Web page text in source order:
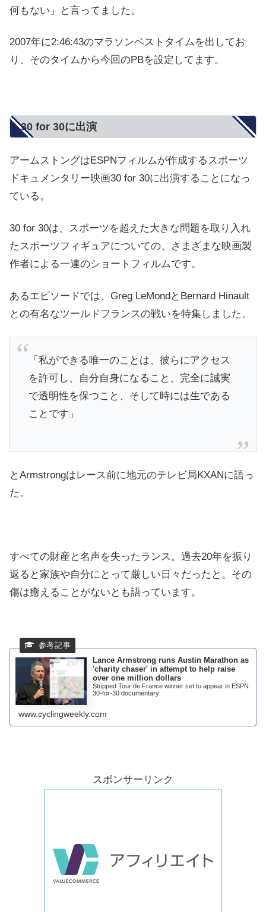
何もない」と言ってました。
2007年に2:46:43のマラソンベストタイムを出してお
り、そのタイムから今回のPBを設定してます。
30 for 30に出演
アームストングはESPNフィルムが作成するスポーツ
ドキュメンタリー映画30 for 30に出演することになっ
ている。
30 for 30は、スポーツを超えた大きな問題を取り入れ
たスポーツフィギュアについての、さまざまな映画製
作者による一連のショートフィルムです。
あるエピソードでは、Greg LeMondとBernard Hinault
との有名なツールドフランスの戦いを特集しました。
「 私ができる唯一のことは、彼らにアクセス
を許可し、自分自身になること、完全に誠実
で透明性を保つこと、そして時には生である
ことです」
とArmstrongはレース前に地元のテレビ局KXANに語っ
た。
すべての財産と名声を失ったランス。過去20年を振り
返ると家族や自分にとって厳しい日々だったと。その
傷は癒えることがないとも語っています。
Lance Armstrong runs Austin Marathon as
'charity chaser' in attempt to help raise
over one million dollars
Stripped Tour de France winner set to appear in ESPN
30-for-30 documentary
www.cyclingweekly.com
スポンサーリンク